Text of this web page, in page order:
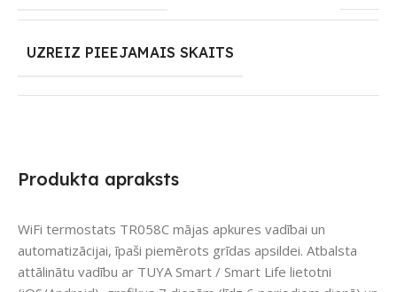
Produkta apraksts
WiFi termostats TR058C mājas apkures vadībai un
automatizācijai, īpaši piemērots grīdas apsildei. Atbalsta
attālinātu vadību ar TUYA Smart / Smart Life lietotni
UZREIZ PIEEJAMAIS SKAITS